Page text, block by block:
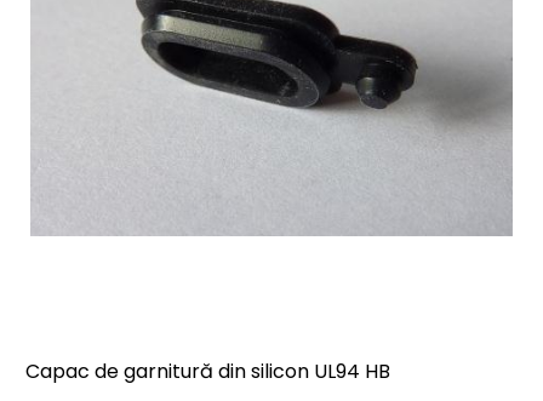
Capac de garnitură din silicon UL94 HB